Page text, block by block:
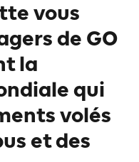
vous
de GO
la
qui
volés
et des